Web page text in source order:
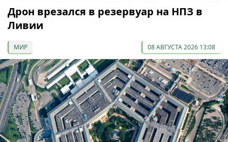
Дрон врезался в резервуар на НПЗ в
Ливии
МИР 08 АВГУСТА 2026 13:08